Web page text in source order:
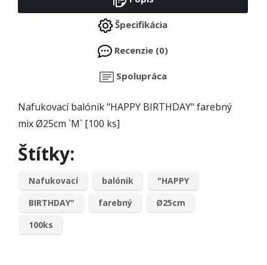
Špecifikácia
Recenzie (0)
Spolupráca
Nafukovací balónik "HAPPY BIRTHDAY" farebný
mix Ø25cm `M` [100 ks]
Štítky:
Nafukovací balónik
"HAPPY
BIRTHDAY"
farebný
Ø25cm
100ks